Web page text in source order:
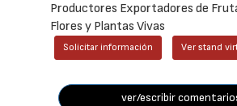
Productores Exportadores de
Flores y Plantas Vivas
Solicitar información Ver stand
ver/escribir